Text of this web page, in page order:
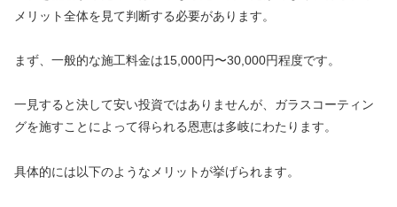
メリット全体を見て判断する必要があります。
まず、一般的な施工料金は15,000円〜30,000円程度です。
一見すると決して安い投資ではありませんが、ガラスコーティン
グを施すことによって得られる恩恵は多岐にわたります。
具体的には以下のようなメリットが挙げられます。